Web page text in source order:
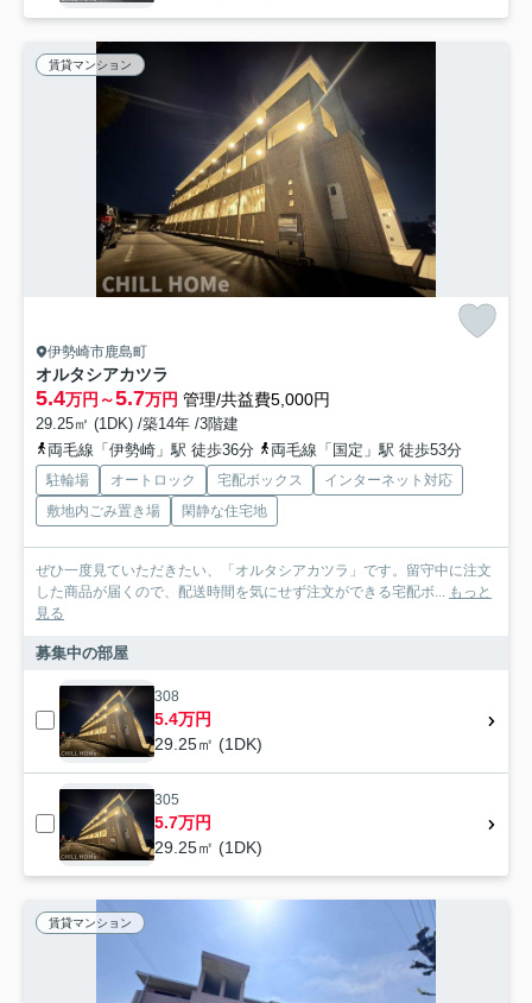
賃貸マンション
伊勢崎市鹿島町
オルタシアカツラ
5.4万円～5.7万円 管理/共益費5,000円
29.25㎡ (1DK) /築14年 /3階建
両毛線「伊勢崎」駅 徒歩36分
両毛線「国定」駅 徒歩53分
駐輪場 オートロック 宅配ボックス
インターネット対応
敷地内ごみ置き場
閑静な住宅地
ぜひ一度見ていただきたい、「オルタシアカツラ」です。留守中に注文
した商品が届くので、配送時間を気にせず注文ができる宅配ボ...
もっと
見る
募集中の部屋
308
5.4万円
29.25㎡ (1DK)
305
5.7万円
29.25㎡ (1DK)
賃貸マンション